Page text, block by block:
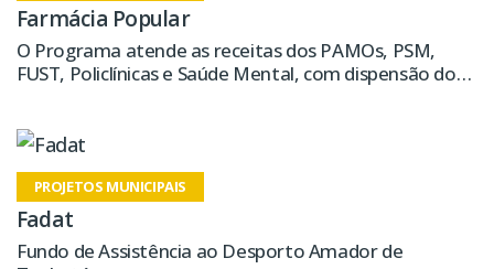
Farmácia Popular
O Programa atende as receitas dos PAMOs, PSM,
FUST, Policlínicas e Saúde Mental, com dispensão dos
PROJETOS MUNICIPAIS
Fadat
Fundo de Assistência ao Desporto Amador de